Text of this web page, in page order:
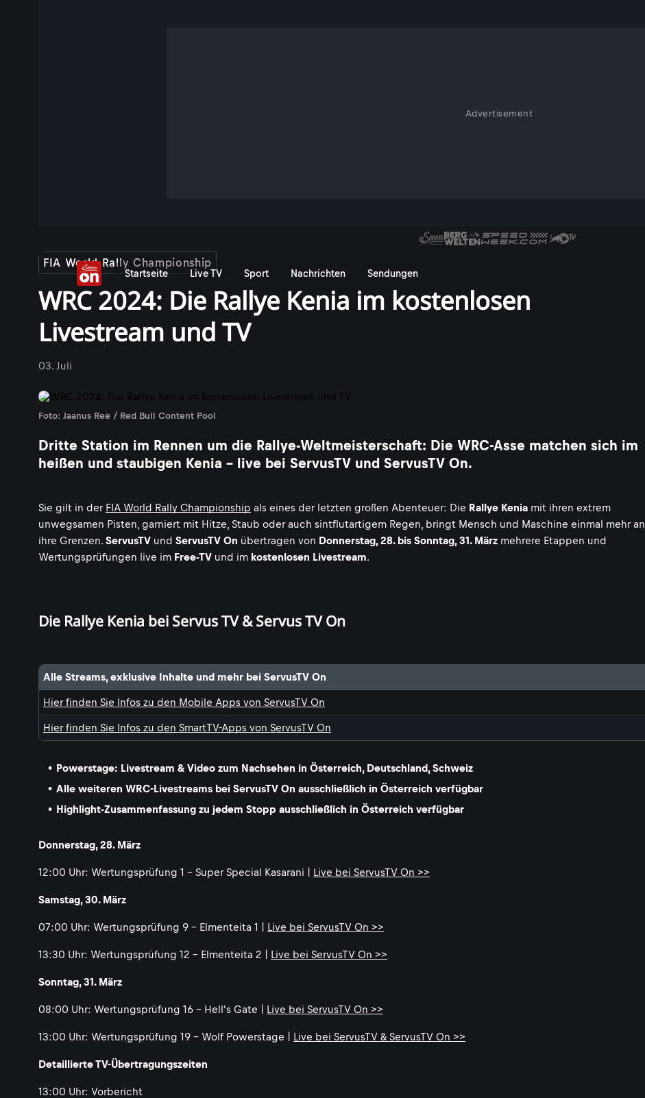
Advertisement
Startseite Live TV Sport Nachrichten Sendungen
FIA World Rally Championship
WRC 2024: Die Rallye Kenia im kostenlosen
Livestream und TV
03. Juli
Foto: Jaanus Ree / Red Bull Content Pool
Dritte Station im Rennen um die Rallye-Weltmeisterschaft: Die WRC-Asse matchen sich im
heißen und staubigen Kenia - live bei ServusTV und ServusTV On.
Sie gilt in der FIA World Rally Championship als eines der letzten großen Abenteuer: Die Rallye Kenia mit ihren extrem
unwegsamen Pisten, garniert mit Hitze, Staub oder auch sintflutartigem Regen, bringt Mensch und Maschine einmal mehr an
ihre Grenzen. ServusTV und ServusTV On übertragen von Donnerstag, 28. bis Sonntag, 31. März mehrere Etappen und
Wertungsprüfungen live im Free-TV und im kostenlosen Livestream.
Die Rallye Kenia bei Servus TV & Servus TV On
Alle Streams, exklusive Inhalte und mehr bei ServusTV On
Hier finden Sie Infos zu den Mobile Apps von ServusTV On
Hier finden Sie Infos zu den SmartTV-Apps von ServusTV On
Powerstage: Livestream & Video zum Nachsehen in Österreich, Deutschland, Schweiz
Alle weiteren WRC-Livestreams bei ServusTV On ausschließlich in Österreich verfügbar
Highlight-Zusammenfassung zu jedem Stopp ausschließlich in Österreich verfügbar
Donnerstag, 28. März
12:00 Uhr: Wertungsprüfung 1 - Super Special Kasarani | Live bei ServusTV On >>
Samstag, 30. März
07:00 Uhr: Wertungsprüfung 9 - Elmenteita 1 | Live bei ServusTV On >>
13:30 Uhr: Wertungsprüfung 12 - Elmenteita 2 | Live bei ServusTV On >>
Sonntag, 31. März
08:00 Uhr: Wertungsprüfung 16 - Hell's Gate | Live bei ServusTV On >>
13:00 Uhr: Wertungsprüfung 19 - Wolf Powerstage | Live bei ServusTV & ServusTV On >>
Detaillierte TV-Übertragungszeiten
13:00 Uhr: Vorbericht